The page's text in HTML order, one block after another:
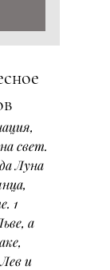
свет.
Луна
1
а
и